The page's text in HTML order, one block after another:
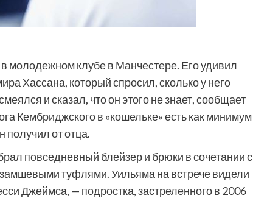
молодежном клубе в Манчестере. Его удивил
Хассана, который спросил, сколько у него
и сказал, что он этого не знает, сообщает
Кембриджского в «кошельке» есть как минимум
получил от отца.
повседневный блейзер и брюки в сочетании с
туфлями. Уильяма на встрече видели
Джеймса, — подростка, застреленного в 2006